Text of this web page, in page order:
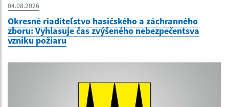
04.08.2026
Okresné riaditeľstvo hasičského a záchranného
zboru: Vyhlasuje čas zvýšeného nebezpečentsva
vzniku požiaru